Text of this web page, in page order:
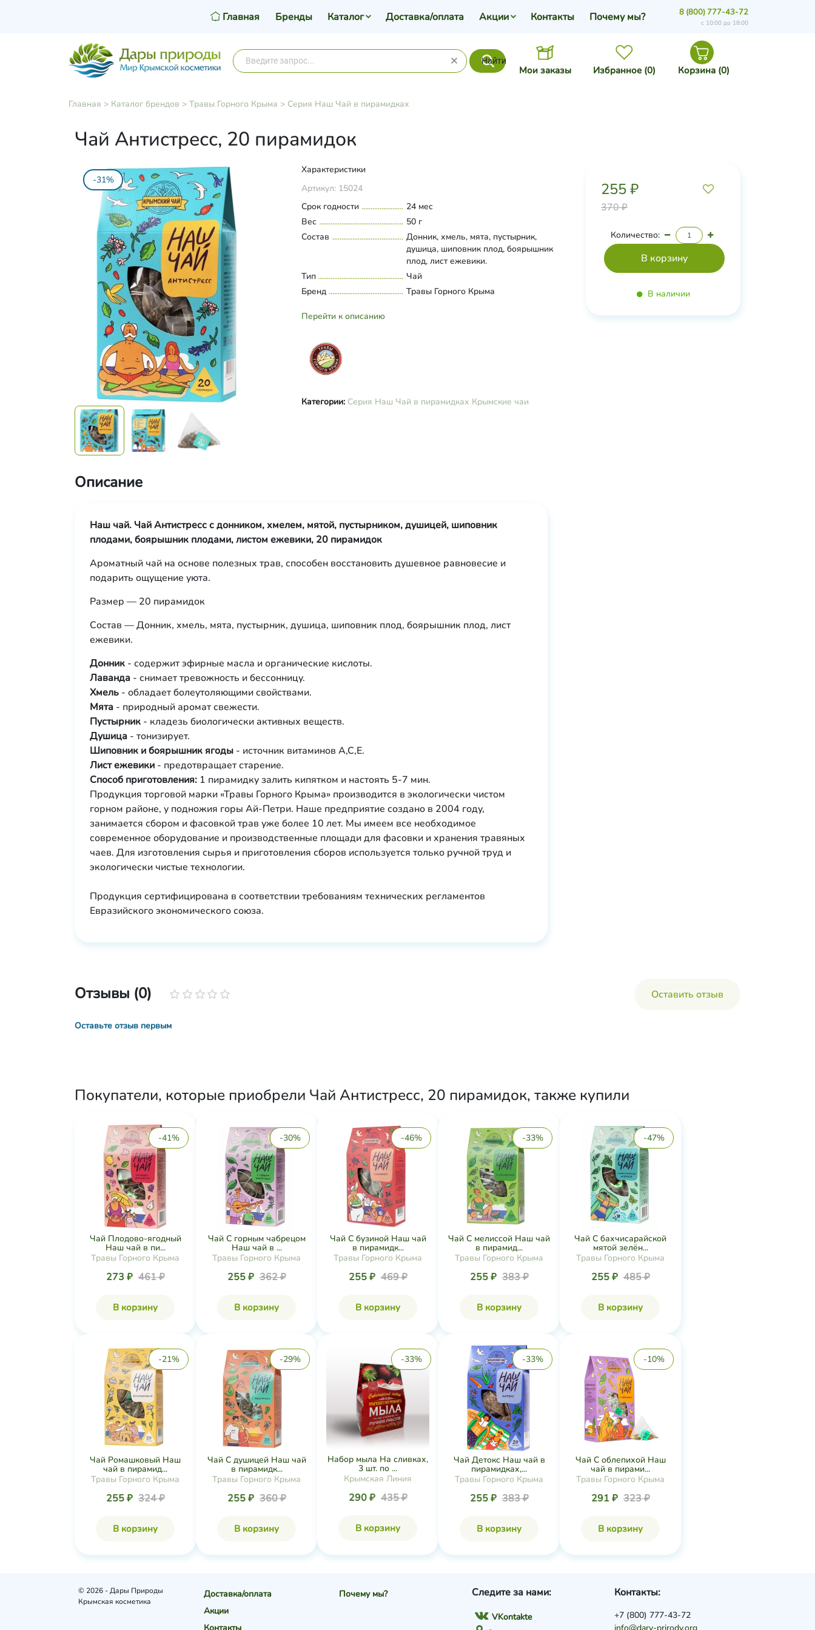
Найти
Мои заказы Избранное (0) Корзина (0)
Главная Бренды Каталог Доставка/оплата Акции Контакты Почему мы? 8 (800) 777-43-72
с 10:00 до 18:00
Главная > Каталог брендов > Травы Горного Крыма > Серия Наш Чай в пирамидках
Чай Антистресс, 20 пирамидок
-31%
Характеристики
Артикул: 15024
Срок годности
24 мес
Вес
50 г
Состав
Донник, хмель, мята, пустырник,
душица, шиповник плод, боярышник
плод, лист ежевики.
Тип
Чай
Бренд
Травы Горного Крыма
Перейти к описанию
Категории: Серия Наш Чай в пирамидках Крымские чаи
255 ₽
370 ₽
Количество:
В наличии
Описание
Наш чай. Чай Антистресс с донником, хмелем, мятой, пустырником, душицей, шиповник
плодами, боярышник плодами, листом ежевики, 20 пирамидок
Ароматный чай на основе полезных трав, способен восстановить душевное равновесие и
подарить ощущение уюта.
Размер — 20 пирамидок
Состав — Донник, хмель, мята, пустырник, душица, шиповник плод, боярышник плод, лист
ежевики.
Донник - содержит эфирные масла и органические кислоты.
Лаванда - снимает тревожность и бессонницу.
Хмель - обладает болеутоляющими свойствами.
Мята - природный аромат свежести.
Пустырник - кладезь биологически активных веществ.
Душица - тонизирует.
Шиповник и боярышник ягоды - источник витаминов А,С,Е.
Лист ежевики - предотвращает старение.
Способ приготовления: 1 пирамидку залить кипятком и настоять 5-7 мин.
Продукция торговой марки «Травы Горного Крыма» производится в экологически чистом
горном районе, у подножия горы Ай-Петри. Наше предприятие создано в 2004 году,
занимается сбором и фасовкой трав уже более 10 лет. Мы имеем все необходимое
современное оборудование и производственные площади для фасовки и хранения травяных
чаев. Для изготовления сырья и приготовления сборов используется только ручной труд и
экологически чистые технологии.
Продукция сертифицирована в соответствии требованиям технических регламентов
Евразийского экономического союза.
Отзывы (0) Оставить отзыв
Оставьте отзыв первым
Покупатели, которые приобрели Чай Антистресс, 20 пирамидок, также купили
-41%
Чай Плодово-ягодный
Наш чай в пи...
Травы Горного Крыма
273 ₽ 461 ₽
В корзину
-30%
Чай С горным чабрецом
Наш чай в ...
Травы Горного Крыма
255 ₽ 362 ₽
В корзину
-46%
Чай С бузиной Наш чай
в пирамидк...
Травы Горного Крыма
255 ₽ 469 ₽
В корзину
-33%
Чай С мелиссой Наш чай
в пирамид...
Травы Горного Крыма
255 ₽ 383 ₽
В корзину
-47%
Чай С бахчисарайской
мятой зелён...
Травы Горного Крыма
255 ₽ 485 ₽
В корзину
-21%
Чай Ромашковый Наш
чай в пирамид...
Травы Горного Крыма
255 ₽ 324 ₽
В корзину
-29%
Чай С душицей Наш чай
в пирамидк...
Травы Горного Крыма
255 ₽ 360 ₽
В корзину
-33%
Набор мыла На сливках,
3 шт. по ...
Крымская Линия
290 ₽ 435 ₽
В корзину
-33%
Чай Детокс Наш чай в
пирамидках,...
Травы Горного Крыма
255 ₽ 383 ₽
В корзину
-10%
Чай С облепихой Наш
чай в пирами...
Травы Горного Крыма
291 ₽ 323 ₽
В корзину
© 2026 - Дары Природы
Крымская косметика
Доставка/оплата
Акции
Почему мы? Следите за нами:
VKontakte
Контакты:
+7 (800) 777-43-72